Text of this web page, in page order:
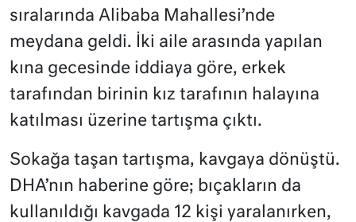
sıralarında Alibaba Mahallesi’nde
meydana geldi. İki aile arasında yapılan
kına gecesinde iddiaya göre, erkek
tarafından birinin kız tarafının halayına
katılması üzerine tartışma çıktı.
Sokağa taşan tartışma, kavgaya dönüştü.
DHA’nın haberine göre; bıçakların da
kullanıldığı kavgada 12 kişi yaralanırken,